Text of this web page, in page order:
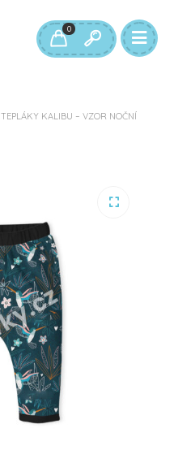
0
TEPLÁKY KALIBU – VZOR NOČNÍ